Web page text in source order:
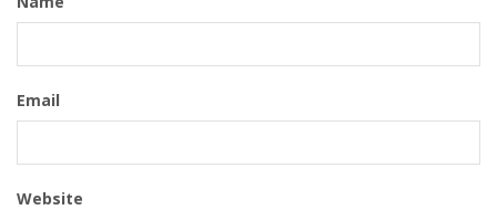
Email
Website